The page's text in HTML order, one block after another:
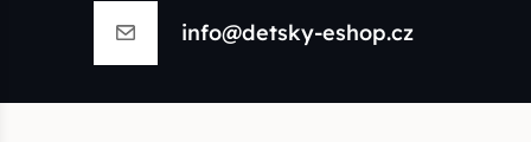
info@detsky-eshop.cz